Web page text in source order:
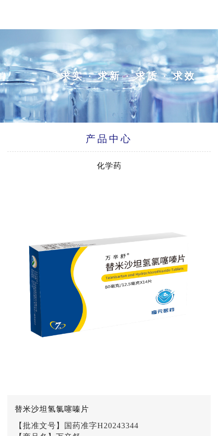
求实 · 求新 · 求质 · 求效
产品中心
化学药
替米沙坦氢氯噻嗪片
【批准文号】国药准字H20243344